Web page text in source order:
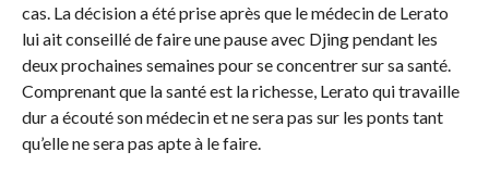
cas. La décision a été prise après que le médecin de Lerato
lui ait conseillé de faire une pause avec Djing pendant les
deux prochaines semaines pour se concentrer sur sa santé.
Comprenant que la santé est la richesse, Lerato qui travaille
dur a écouté son médecin et ne sera pas sur les ponts tant
qu’elle ne sera pas apte à le faire.